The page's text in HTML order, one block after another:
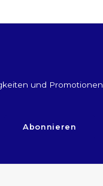
und Promotionen
Abonnieren